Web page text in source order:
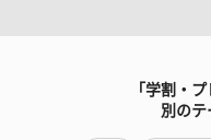
「学割・
別のテ